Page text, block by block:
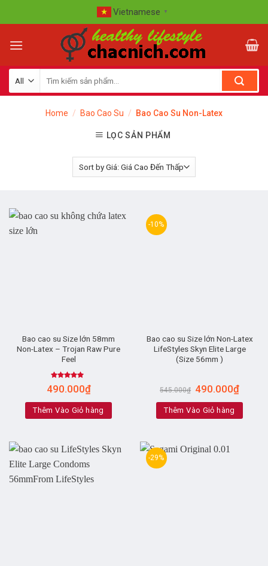
to
Vietnamese ▼
Home / Bao Cao Su / Bao Cao Su Non-Latex
LỌC SẢN PHẨM
Bao cao su Size lớn 58mm
Non-Latex – Trojan Raw Pure
Feel
Rated5.00
out of 5
490.000₫
Thêm Vào Giỏ hàng
-10%
Bao cao su Size lớn Non-Latex
LifeStyles Skyn Elite Large
(Size 56mm )
545.000₫ 490.000₫
Thêm Vào Giỏ hàng
-29%